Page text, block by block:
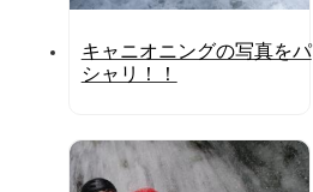
キャニオニングの写真をパ
シャリ！！